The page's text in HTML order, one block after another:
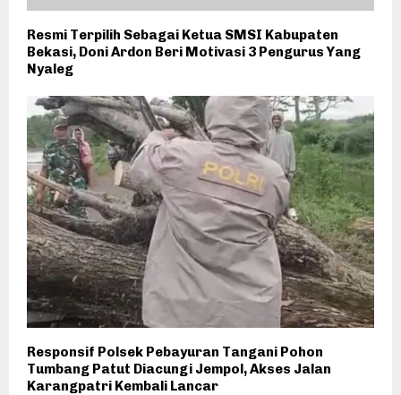
Resmi Terpilih Sebagai Ketua SMSI Kabupaten
Bekasi, Doni Ardon Beri Motivasi 3 Pengurus Yang
Nyaleg
Responsif Polsek Pebayuran Tangani Pohon
Tumbang Patut Diacungi Jempol, Akses Jalan
Karangpatri Kembali Lancar